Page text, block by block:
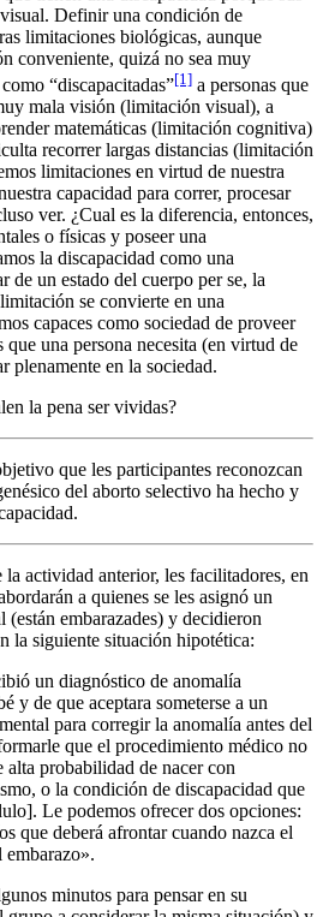
Definir una condición de
limitaciones biológicas, aunque
conveniente, quizá no sea muy
“discapacitadas”[1] a personas que
mala visión (limitación visual), a
matemáticas (limitación cognitiva)
recorrer largas distancias (limitación
limitaciones en virtud de nuestra
capacidad para correr, procesar
ver. ¿Cual es la diferencia, entonces,
o físicas y poseer una
la discapacidad como una
de un estado del cuerpo per se, la
se convierte en una
capaces como sociedad de proveer
que una persona necesita (en virtud de
plenamente en la sociedad.
la pena ser vividas?
que les participantes reconozcan
del aborto selectivo ha hecho y
actividad anterior, les facilitadores, en
a quienes se les asignó un
embarazades) y decidieron
la siguiente situación hipotética:
un diagnóstico de anomalía
y de que aceptara someterse a un
para corregir la anomalía antes del
que el procedimiento médico no
probabilidad de nacer con
o la condición de discapacidad que
Le podemos ofrecer dos opciones:
que deberá afrontar cuando nazca el
embarazo».
minutos para pensar en su